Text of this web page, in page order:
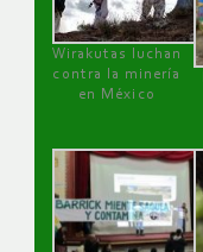
Wirakutas luchan
contra la minería
en México